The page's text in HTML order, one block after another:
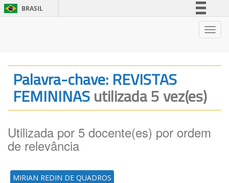
BRASIL
Legislação
Canais
Palavra-chave: REVISTAS
FEMININASutilizada 5 vez(es)
Utilizada por 5 docente(es) por ordem
de relevância
MIRIAN REDIN DE QUADROS